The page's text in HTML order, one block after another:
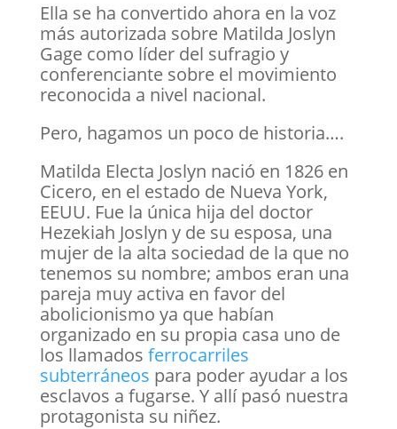
Ella se ha convertido ahora en la voz
más autorizada sobre Matilda Joslyn
Gage como líder del sufragio y
conferenciante sobre el movimiento
reconocida a nivel nacional.
Pero, hagamos un poco de historia….
Matilda Electa Joslyn nació en 1826 en
Cicero, en el estado de Nueva York,
EEUU. Fue la única hija del doctor
Hezekiah Joslyn y de su esposa, una
mujer de la alta sociedad de la que no
tenemos su nombre; ambos eran una
pareja muy activa en favor del
abolicionismo ya que habían
organizado en su propia casa uno de
los llamados ferrocarriles
subterráneos para poder ayudar a los
esclavos a fugarse. Y allí pasó nuestra
protagonista su niñez.